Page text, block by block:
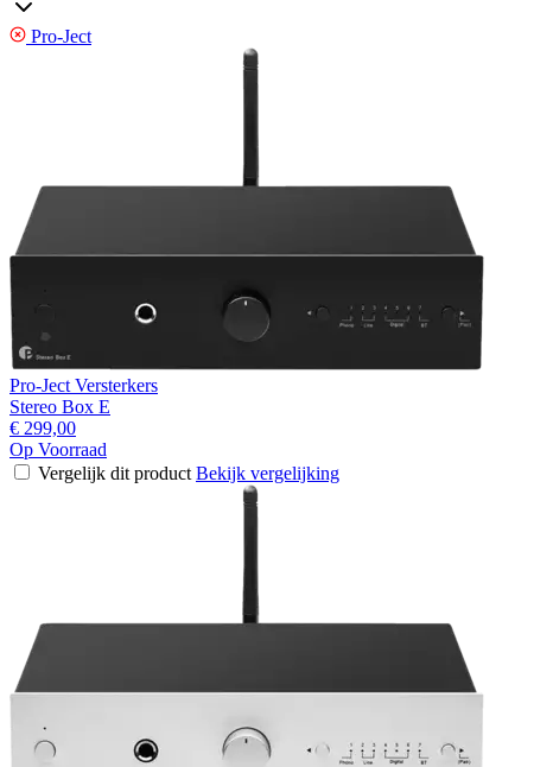
Pro-Ject
Pro-Ject Versterkers
Stereo Box E
€ 299,00
Op Voorraad
Vergelijk dit product Bekijk vergelijking